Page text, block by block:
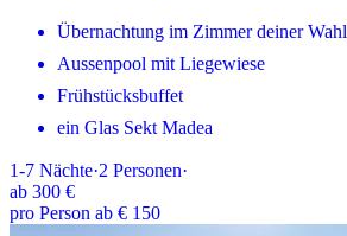
Übernachtung im Zimmer deiner Wahl
Aussenpool mit Liegewiese
Frühstücksbuffet
ein Glas Sekt Madea
1-7 Nächte·2 Personen·
ab 300 €
pro Person ab € 150